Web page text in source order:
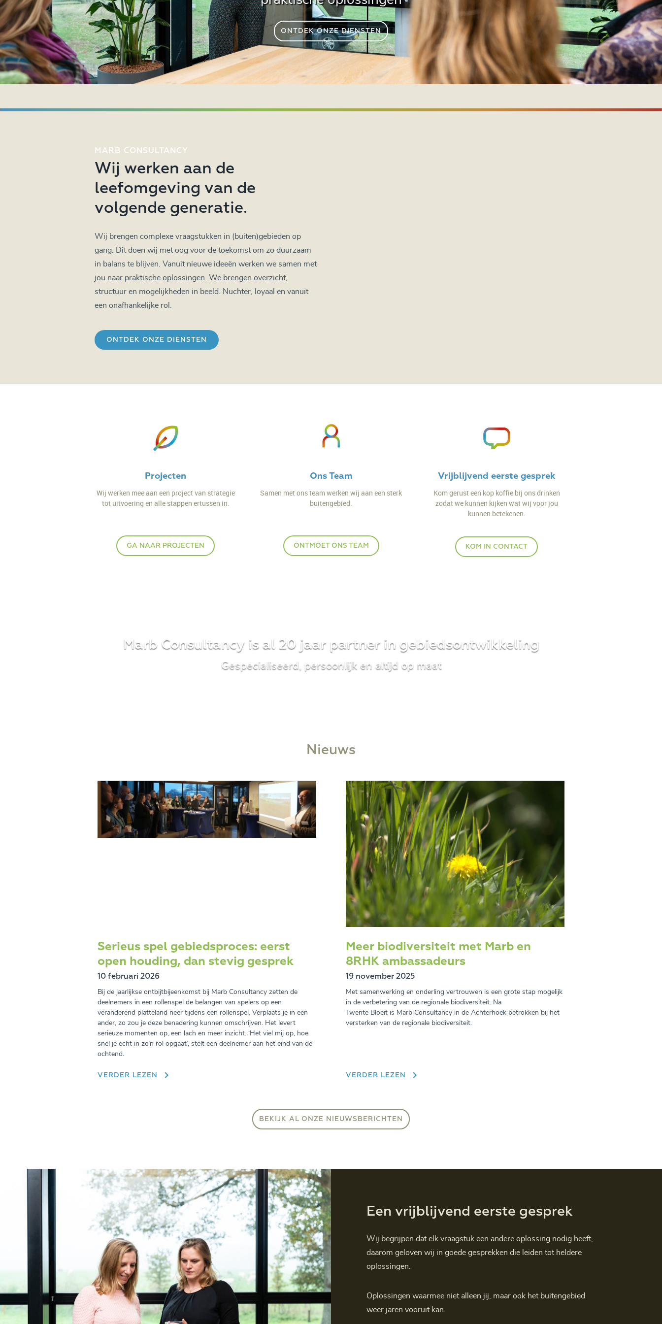
ONTDEK ONZE DIENSTEN
BEKIJK ONZE PROJECTEN
ONTMOET ONS TEAM
MARB CONSULTANCY
Wij werken aan de
leefomgeving van de
volgende generatie.
Wij brengen complexe vraagstukken in (buiten)gebieden op
gang. Dit doen wij met oog voor de toekomst om zo duurzaam
in balans te blijven. Vanuit nieuwe ideeën werken we samen met
jou naar praktische oplossingen. We brengen overzicht,
structuur en mogelijkheden in beeld. Nuchter, loyaal en vanuit
een onafhankelijke rol.
ONTDEK ONZE DIENSTEN
Projecten
Wij werken mee aan een project van strategie
tot uitvoering en alle stappen ertussen in.
GA NAAR PROJECTEN
Ons Team
Samen met ons team werken wij aan een sterk
buitengebied.
ONTMOET ONS TEAM
Vrijblijvend eerste gesprek
Kom gerust een kop koffie bij ons drinken
zodat we kunnen kijken wat wij voor jou
kunnen betekenen.
KOM IN CONTACT
Marb Consultancy is al 20 jaar partner in gebiedsontwikkeling
Gespecialiseerd, persoonlijk en altijd op maat
Nieuws
Serieus spel gebiedsproces: eerst
open houding, dan stevig gesprek
10 februari 2026
Bij de jaarlijkse ontbijtbijeenkomst bij Marb Consultancy zetten de
deelnemers in een rollenspel de belangen van spelers op een
veranderend platteland neer tijdens een rollenspel. Verplaats je in een
ander, zo zou je deze benadering kunnen omschrijven. Het levert
serieuze momenten op, een lach en meer inzicht. ‘Het viel mij op, hoe
snel je echt in zo’n rol opgaat’, stelt een deelnemer aan het eind van de
ochtend.
VERDER LEZEN
Meer biodiversiteit met Marb en
8RHK ambassadeurs
19 november 2025
Met samenwerking en onderling vertrouwen is een grote stap mogelijk
in de verbetering van de regionale biodiversiteit. Na
Twente Bloeit is Marb Consultancy in de Achterhoek betrokken bij het
versterken van de regionale biodiversiteit.
VERDER LEZEN
BEKIJK AL ONZE NIEUWSBERICHTEN
Een vrijblijvend eerste gesprek
Wij begrijpen dat elk vraagstuk een andere oplossing nodig heeft,
daarom geloven wij in goede gesprekken die leiden tot heldere
oplossingen.
Oplossingen waarmee niet alleen jij, maar ook het buitengebied
weer jaren vooruit kan.